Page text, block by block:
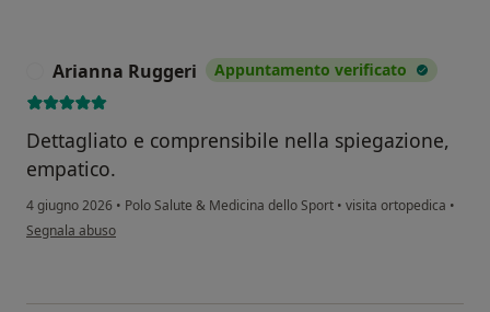
Arianna Ruggeri Appuntamento verificato
Dettagliato e comprensibile nella spiegazione,
empatico.
4 giugno 2026 • Polo Salute & Medicina dello Sport • visita ortopedica •
secondo l'opinione dell'utente Arianna Ruggeri
Segnala abuso